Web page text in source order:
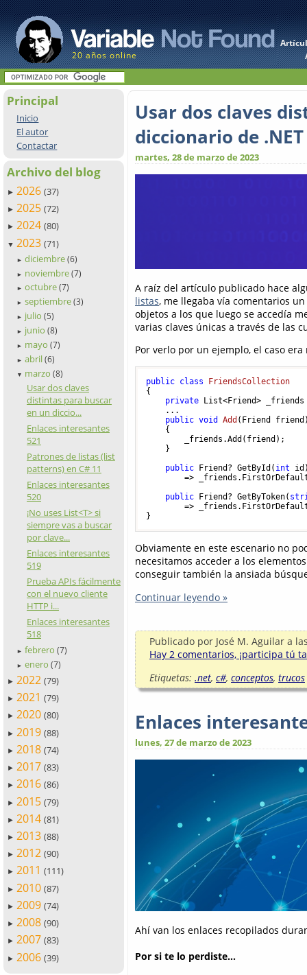
20 años online
Principal
Inicio
El autor
Contactar
Archivo del blog
► 2026 (37)
► 2025 (72)
► 2024 (80)
▼ 2023 (71)
► diciembre (6)
► noviembre (7)
► octubre (7)
► septiembre (3)
► julio (5)
► junio (8)
► mayo (7)
► abril (6)
▼ marzo (8)
Usar dos claves
distintas para buscar
en un diccio...
Enlaces interesantes
521
Patrones de listas (list
patterns) en C# 11
Enlaces interesantes
520
¡No uses List<T> si
siempre vas a buscar
por clave...
Enlaces interesantes
519
Prueba APIs fácilmente
con el nuevo cliente
HTTP i...
Enlaces interesantes
518
► febrero (7)
► enero (7)
► 2022 (79)
► 2021 (79)
► 2020 (80)
► 2019 (88)
► 2018 (74)
► 2017 (83)
► 2016 (86)
► 2015 (79)
► 2014 (81)
► 2013 (88)
► 2012 (90)
► 2011 (111)
► 2010 (87)
► 2009 (74)
► 2008 (90)
► 2007 (83)
► 2006 (39)
Usar dos claves
diccionario de .NET
martes, 28 de marzo de 2023
A raíz del artículo publicado hace
listas, me llegaba vía comentarios
objetos a los que luego se accedía
varias claves únicas a través de las
Por verlo por un ejemplo, el caso
public class
FriendsCollection
{
private List<Friend>
    ...
public void Add ( Friend friend
    {
        _friends.Add(friend);
    }
public Friend? GetById( int
=>
public Friend? GetByToken(
=>
Obviamente en este escenario no
necesitamos acceder a los
conseguir también la ansiada
Continuar leyendo »
Publicado por José M. Aguilar a
Hay 2 comentarios, ¡participa tú
Etiquetas: .net, c#, conceptos, trucos
Enlaces
lunes, 27 de marzo de 2023
Ahí van los enlaces recopilados
Por si te lo perdiste...